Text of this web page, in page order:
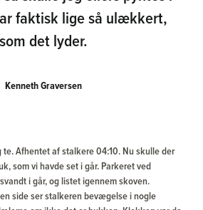
faktisk lige så ulækkert,
som det lyder.
Afhentet af stalkere 04:10. Nu skulle
buk, som vi havde set i går. Parkeret ved
i går, og listet igennem skoven.
side ser stalkeren bevægelse i nogle
om ikke det er bukken. Klokken var